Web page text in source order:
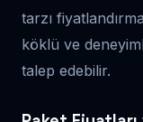
tarzı
köklü ve
talep edebilir.